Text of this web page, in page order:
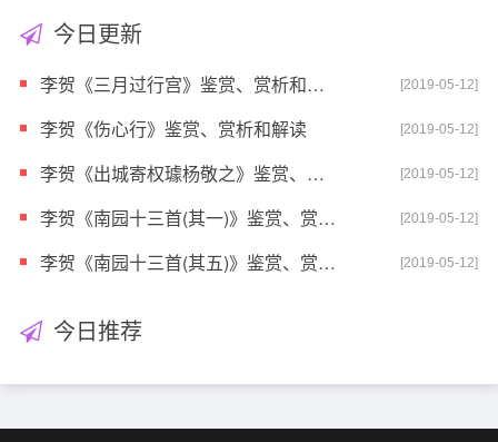
今日更新
李贺《三月过行宫》鉴赏、赏析和解读 [2019-05-12]
李贺《伤心行》鉴赏、赏析和解读 [2019-05-12]
李贺《出城寄权璩杨敬之》鉴赏、赏析和解读 [2019-05-12]
李贺《南园十三首(其一)》鉴赏、赏析和解读 [2019-05-12]
李贺《南园十三首(其五)》鉴赏、赏析和解读 [2019-05-12]
今日推荐